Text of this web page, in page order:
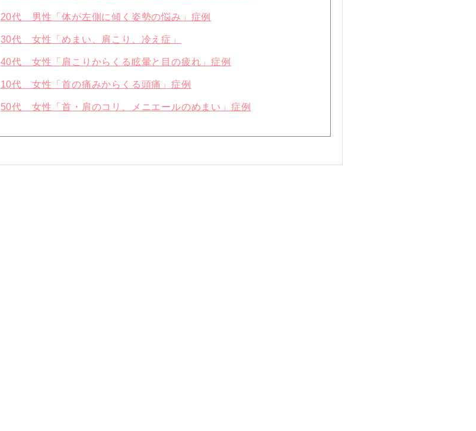
20代 男性「体が左側に傾く姿勢の悩み」症例
30代 女性「めまい、肩こり、冷え症」
40代 女性「肩こりからくる眩暈と目の疲れ」症例
10代 女性「首の痛みからくる頭痛」症例
50代 女性「首・肩のコリ、メニエールのめまい」症例